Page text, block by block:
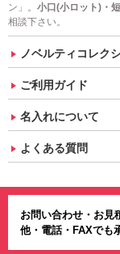
ン」。 小口(小ロット)・
相談下さい。
ノベルティコレク
ご利用ガイド
名入れについて
よくある質問
お問い合わせ・お見
他・電話・FAXでも